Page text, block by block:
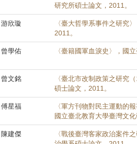
研究所碩士論文，2011。
游欣璇
〈臺大哲學系事件之研究
2011。
曾學佑 〈臺籍國軍血淚史〉，國
曾文銘
〈臺北市改制政策之研究
碩士論文，2011。
傅星福
〈軍方刊物對民主運動的
國立臺北教育大學臺灣文
陳建傑
〈戰後臺灣客家政治案件